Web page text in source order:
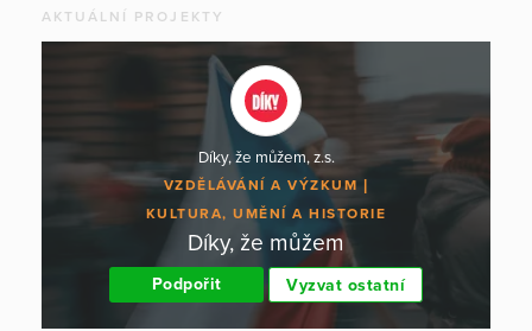
AKTUÁLNÍ PROJEKTY
Díky, že můžem, z.s.
VZDĚLÁVÁNÍ A VÝZKUM
KULTURA, UMĚNÍ A HISTORIE
Díky, že můžem
Podpořit Vyzvat ostatní